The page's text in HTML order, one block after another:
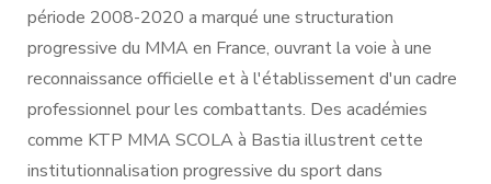
période 2008-2020 a marqué une structuration
progressive du MMA en France, ouvrant la voie à une
reconnaissance officielle et à l'établissement d'un cadre
professionnel pour les combattants. Des académies
comme KTP MMA SCOLA à Bastia illustrent cette
institutionnalisation progressive du sport dans